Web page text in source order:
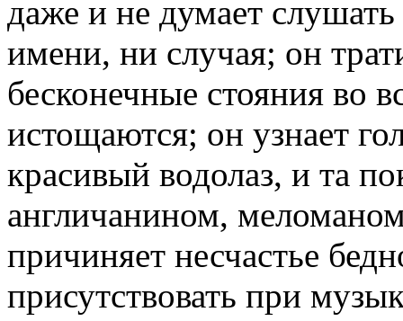
даже и не думает
имени, ни случая; он
бесконечные стояния во
истощаются; он узнает
красивый водолаз, и та
англичанином,
причиняет несчастье
присутствовать при